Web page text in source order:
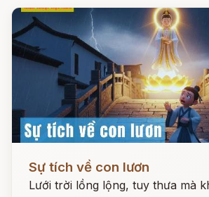
Sự tích về con lươn
Lưới trời lồng lộng, tuy thưa mà